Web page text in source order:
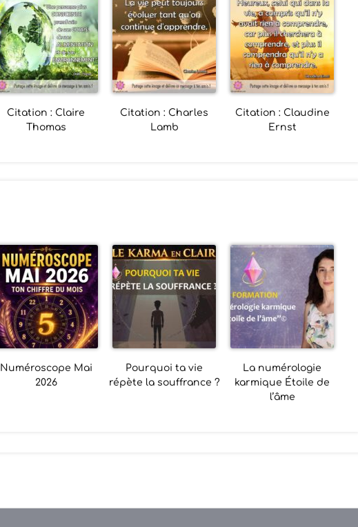
Citation : Claire
Thomas
Citation : Charles
Lamb
Citation : Claudine
Ernst
Numéroscope Mai
2026
Pourquoi ta vie
répète la souffrance ?
La numérologie
karmique Étoile de
l’âme